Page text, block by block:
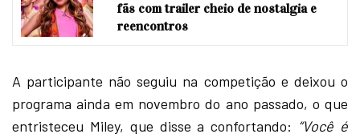
fãs com trailer cheio de nostalgia e
reencontros
A participante não seguiu na competição e deixou o
programa ainda em novembro do ano passado, o que
entristeceu Miley, que disse a confortando: “Você é